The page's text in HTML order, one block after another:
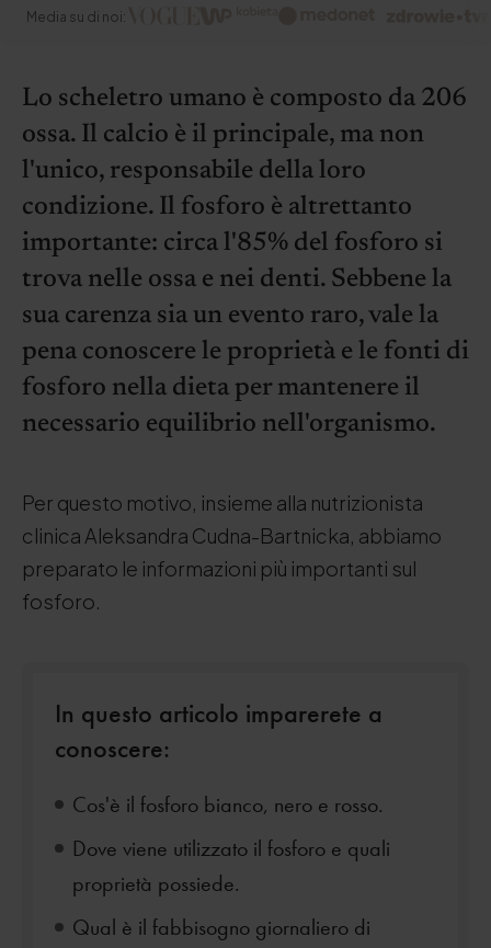
Media su di noi:
Lo scheletro umano è composto da 206
ossa. Il calcio è il principale, ma non
l'unico, responsabile della loro
condizione. Il fosforo è altrettanto
importante: circa l'85% del fosforo si
trova nelle ossa e nei denti. Sebbene la
sua carenza sia un evento raro, vale la
pena conoscere le proprietà e le fonti di
fosforo nella dieta per mantenere il
necessario equilibrio nell'organismo.
Per questo motivo, insieme alla nutrizionista
clinica Aleksandra Cudna-Bartnicka, abbiamo
preparato le informazioni più importanti sul
fosforo.
In questo articolo imparerete a
conoscere:
Cos'è il fosforo bianco, nero e rosso.
Dove viene utilizzato il fosforo e quali
proprietà possiede.
Qual è il fabbisogno giornaliero di